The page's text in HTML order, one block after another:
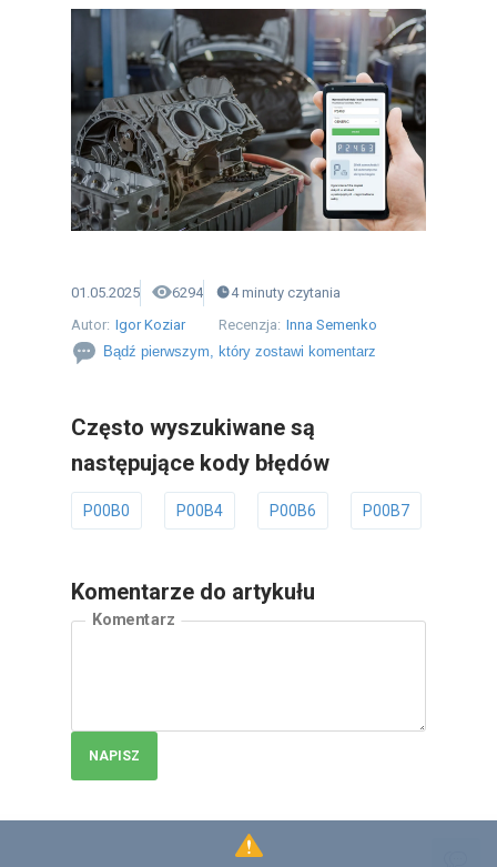
01.05.2025 6294 4 minuty czytania
Autor: Igor Koziar Recenzja: Inna Semenko
Bądź pierwszym, który zostawi komentarz
Często wyszukiwane są
następujące kody błędów
P00B0 P00B4 P00B6 P00B7
Komentarze do artykułu
Komentarz
NAPISZ